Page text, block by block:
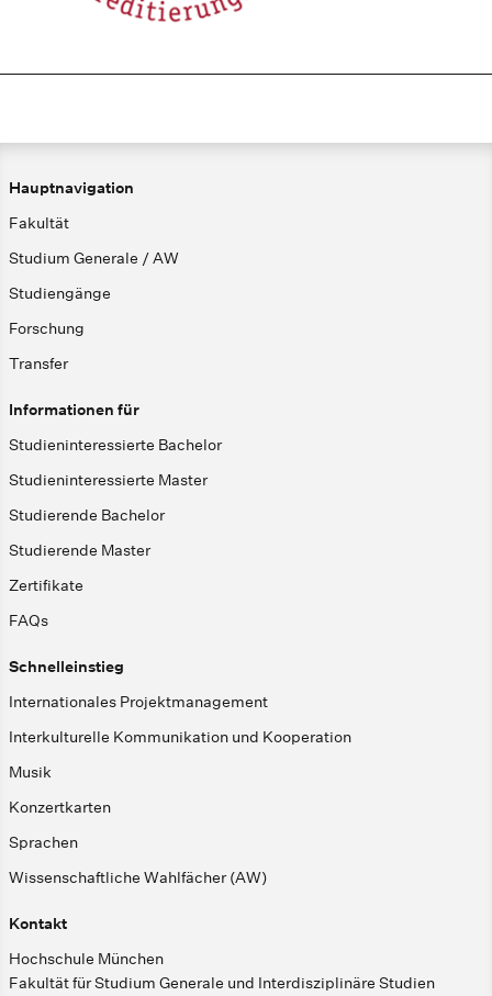
Hauptnavigation
Fakultät
Studium Generale / AW
Studiengänge
Forschung
Transfer
Informationen für
Studieninteressierte Bachelor
Studieninteressierte Master
Studierende Bachelor
Studierende Master
Zertifikate
FAQs
Schnelleinstieg
Internationales Projektmanagement
Interkulturelle Kommunikation und Kooperation
Musik
Konzertkarten
Sprachen
Wissenschaftliche Wahlfächer (AW)
Kontakt
Hochschule München
Fakultät für Studium Generale und Interdisziplinäre Studien